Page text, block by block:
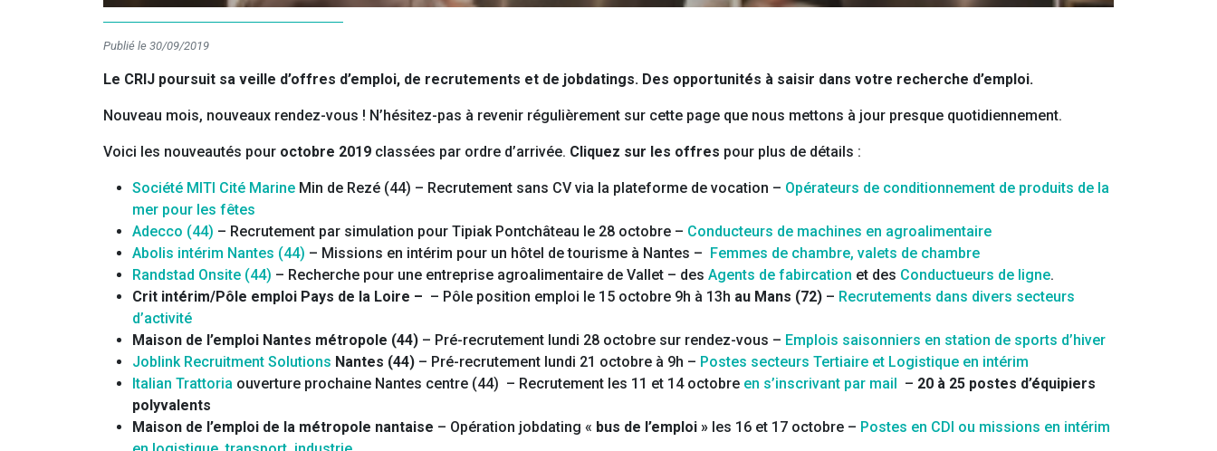
Publié le 30/09/2019
Le CRIJ poursuit sa veille d’offres d’emploi, de recrutements et de jobdatings. Des opportunités à saisir dans votre recherche d’emploi.
Nouveau mois, nouveaux rendez-vous ! N’hésitez-pas à revenir régulièrement sur cette page que nous mettons à jour presque quotidiennement.
Voici les nouveautés pour octobre 2019 classées par ordre d’arrivée. Cliquez sur les offres pour plus de détails :
Société MITI Cité Marine Min de Rezé (44) – Recrutement sans CV via la plateforme de vocation – Opérateurs de conditionnement de produits de la
mer pour les fêtes
Adecco (44) – Recrutement par simulation pour Tipiak Pontchâteau le 28 octobre – Conducteurs de machines en agroalimentaire
Abolis intérim Nantes (44) – Missions en intérim pour un hôtel de tourisme à Nantes – Femmes de chambre, valets de chambre
Randstad Onsite (44) – Recherche pour une entreprise agroalimentaire de Vallet – des Agents de fabircation et des Conductueurs de ligne.
Crit intérim/Pôle emploi Pays de la Loire – – Pôle position emploi le 15 octobre 9h à 13h au Mans (72) – Recrutements dans divers secteurs
d’activité
Maison de l’emploi Nantes métropole (44) – Pré-recrutement lundi 28 octobre sur rendez-vous – Emplois saisonniers en station de sports d’hiver
Joblink Recruitment Solutions Nantes (44) – Pré-recrutement lundi 21 octobre à 9h – Postes secteurs Tertiaire et Logistique en intérim
Italian Trattoria ouverture prochaine Nantes centre (44) – Recrutement les 11 et 14 octobre en s’inscrivant par mail – 20 à 25 postes d’équipiers
polyvalents
Maison de l’emploi de la métropole nantaise – Opération jobdating « bus de l’emploi » les 16 et 17 octobre – Postes en CDI ou missions en intérim